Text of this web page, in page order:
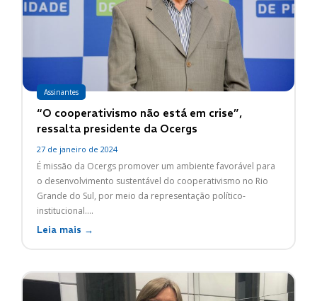
Assinantes
“O cooperativismo não está em crise”,
ressalta presidente da Ocergs
27 de janeiro de 2024
É missão da Ocergs promover um ambiente favorável para
o desenvolvimento sustentável do cooperativismo no Rio
Grande do Sul, por meio da representação político-
institucional....
Leia mais →